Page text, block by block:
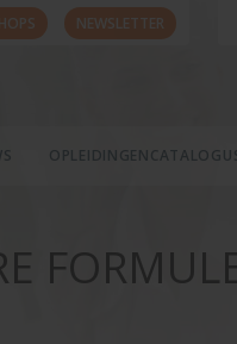
NEWSLETTER